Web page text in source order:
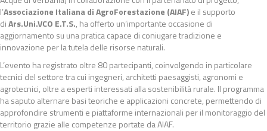
l’Associazione Italiana di AgroForestazione (AIAF)e il supporto
diArs.Uni.VCO E.T.S., ha offerto un’importante occasione di
aggiornamento su una pratica capace di coniugare tradizione e
innovazione per la tutela delle risorse naturali.
L’evento ha registrato oltre 80 partecipanti, coinvolgendo in particolare
tecnici del settore tra cui ingegneri, architetti paesaggisti, agronomi e
agrotecnici, oltre a esperti interessati alla sostenibilità rurale. Il programma
ha saputo alternare basi teoriche e applicazioni concrete, permettendo di
approfondire strumenti e piattaforme internazionali per il monitoraggio del
territorio grazie alle competenze portate da AIAF.